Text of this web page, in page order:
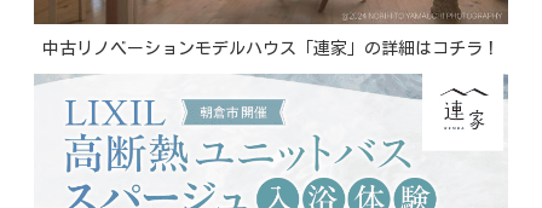
中古リノベーションモデルハウス「連家」の詳細はコチラ！